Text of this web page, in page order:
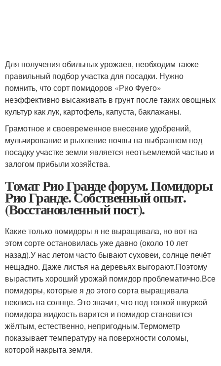
Для получения обильных урожаев, необходим также
правильный подбор участка для посадки. Нужно
помнить, что сорт помидоров «Рио Фуего»
неэффективно высаживать в грунт после таких овощных
культур как лук, картофель, капуста, баклажаны.
Грамотное и своевременное внесение удобрений,
мульчирование и рыхление почвы на выбранном под
посадку участке земли является неотъемлемой частью и
залогом прибыли хозяйства.
Томат Рио Гранде форум. Помидоры
Рио Гранде. Собственный опыт.
(Восстановленный пост).
Какие только помидоры я не выращивала, но вот на
этом сорте остановилась уже давно (около 10 лет
назад).У нас летом часто бывают суховеи, солнце печёт
нещадно. Даже листья на деревьях выгорают.Поэтому
вырастить хороший урожай помидор проблематично.Все
помидоры, которые я до этого сорта выращивала
пеклись на солнце. Это значит, что под тонкой шкуркой
помидора жидкость варится и помидор становится
жёлтым, естественно, непригодным.Термометр
показывает температуру на поверхности соломы,
которой накрыта земля.